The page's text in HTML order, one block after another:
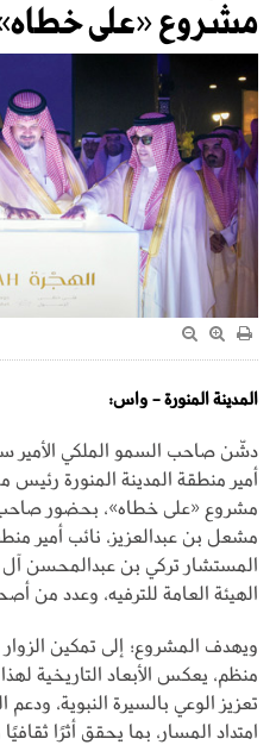
مشروع «على
المدينة المنورة - واس:
دشّن صاحب السمو الملكي الأمير
أمير منطقة المدينة المنورة
مشروع «على خطاه»، بحضور صاحب
مشعل بن عبدالعزيز، نائب أمير
المستشار تركي بن عبدالمحسن
الهيئة العامة للترفيه، وعدد من
ويهدف المشروع؛ إلى تمكين
منظم، يعكس الأبعاد التاريخية
تعزيز الوعي بالسيرة النبوية،
امتداد المسار، بما يحقق أثرًا